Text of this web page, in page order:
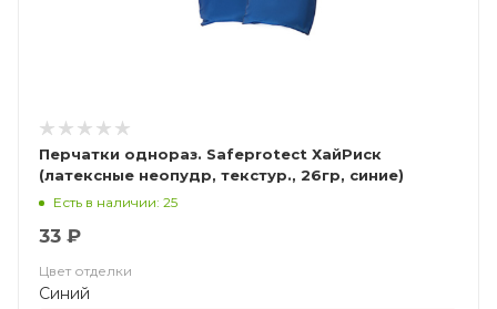
Перчатки однораз. Safeprotect ХайРиск
(латексные неопудр, текстур., 26гр, синие)
Есть в наличии: 25
33 ₽
Цвет отделки
Синий